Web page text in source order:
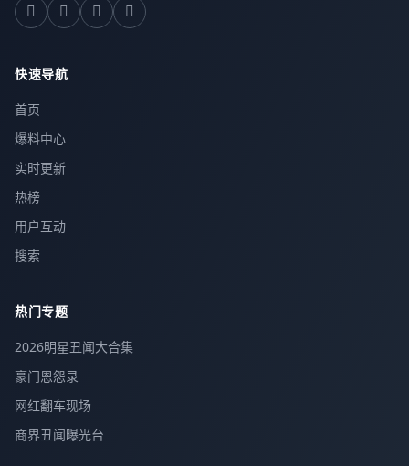
快速导航
首页
爆料中心
实时更新
热榜
用户互动
搜索
热门专题
2026明星丑闻大合集
豪门恩怨录
网红翻车现场
商界丑闻曝光台